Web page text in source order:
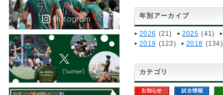
年別アーカイブ
2026 (21) 2025 (41)
2019 (123) 2018 (134)
カテゴリ